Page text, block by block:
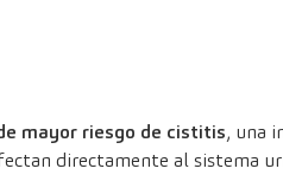
mayor riesgo de cistitis, una
directamente al sistema